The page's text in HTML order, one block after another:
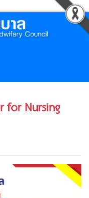
for Nursing